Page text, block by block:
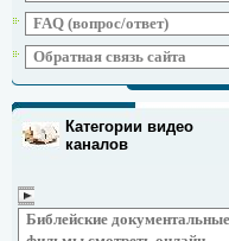
FAQ (вопрос/ответ)
Обратная связь сайта
Категории видео
каналов
Библейские документальные